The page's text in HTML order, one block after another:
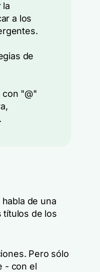
la
a los
de
"@"
de una
títulos de los
Pero sólo
- con el